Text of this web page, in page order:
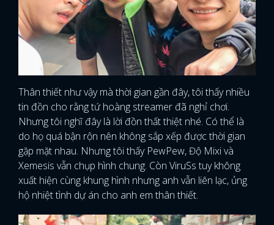
Thân thiết như vậy mà thời gian gần đây, tôi thấy nhiều
tin đồn cho rằng tứ hoàng streamer đã nghỉ chơi.
Nhưng tôi nghĩ đây là lời đồn thất thiệt nhé. Có thể là
do họ quá bận rộn nên không sắp xếp được thời gian
gặp mặt nhau. Nhưng tôi thấy PewPew, Độ Mixi và
Xemesis vẫn chụp hình chung. Còn ViruSs tuy không
xuất hiện cùng khung hình nhưng anh vẫn liên lạc, ủng
hộ nhiệt tình dự án cho anh em thân thiết.